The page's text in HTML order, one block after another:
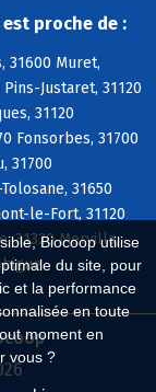
Biocoop utilise
du site, pour
et la performance
en toute
moment en
vous ?
proche de :
31600 Muret,
Justaret, 31120
31120
Fonsorbes, 31700
31700
31650
le-Fort, 31120
31320 Mervilla,